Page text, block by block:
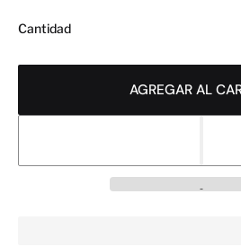
Cantidad
AGREGAR AL